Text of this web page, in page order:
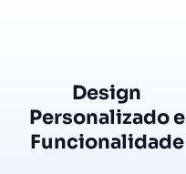
Design
Personalizado e
Funcionalidade